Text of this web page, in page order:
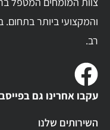
והמקצועי ביותר בתחום.
רב.
עקבו אחרינו גם
השירותים שלנו